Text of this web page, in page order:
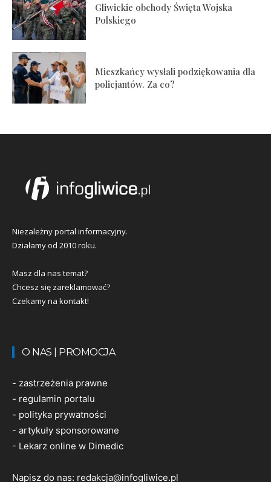
Gliwickie obchody Święta Wojska
Polskiego
Mieszkańcy wysłali podziękowania dla
policjantów. Za co?
Niezależny portal informacyjny.
Działamy od 2010 roku.
Masz dla nas temat?
Chcesz się zareklamować?
Czekamy na kontakt!
O NAS | PROMOCJA
- zastrzeżenia prawne
- regulamin portalu
- polityka prywatności
- artykuły sponsorowane
- Lekarz online w Dimedic
Napisz do nas: redakcja@infogliwice.pl